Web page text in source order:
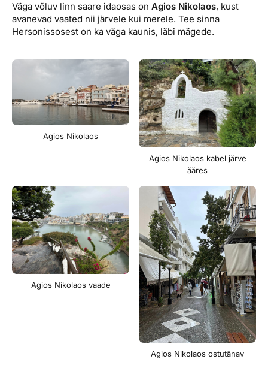
Väga võluv linn saare idaosas on Agios Nikolaos, kust
avanevad vaated nii järvele kui merele. Tee sinna
Hersonissosest on ka väga kaunis, läbi mägede.
Agios Nikolaos
Agios Nikolaos kabel järve
ääres
Agios Nikolaos vaade
Agios Nikolaos ostutänav